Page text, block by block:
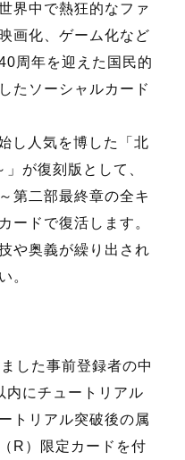
界中で熱狂的なファ
画化、ゲーム化など
周年を迎えた国民的
たソーシャルカード
し人気を博した「北
が復刻版として、
第二部最終章の全キ
ードで復活します。
や奥義が繰り出され
。
した事前登録者の中
内にチュートリアル
トリアル突破後の属
R ）限定カードを付